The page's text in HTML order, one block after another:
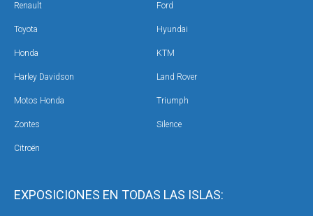
EXPOSICIONES EN TODAS LAS ISLAS:
Renault Ford
Toyota Hyundai
Honda KTM
Harley Davidson Land Rover
Motos Honda Triumph
Zontes Silence
Citroën